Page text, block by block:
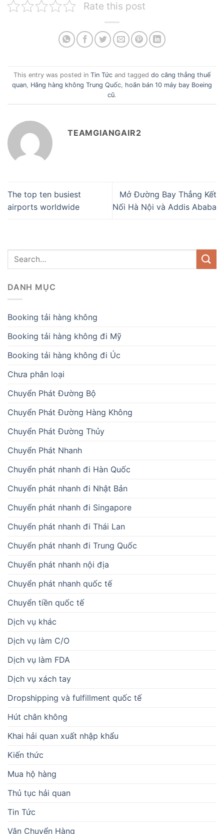
Rate this post
This entry was posted in Tin Tức and tagged do căng thẳng thuế
quan Hãng hàng không Trung Quốc hoãn bán 10 máy bay Boeing
cũ.
TEAMGIANGAIR2
The top ten busiest
airports worldwide
Mở Đường Bay Thẳng Kết
Nối Hà Nội và Addis Ababa
DANH MỤC
Booking tải hàng không
Booking tải hàng không đi Mỹ
Booking tải hàng không đi Úc
Chưa phân loại
Chuyển Phát Đường Bộ
Chuyển Phát Đường Hàng Không
Chuyển Phát Đường Thủy
Chuyển Phát Nhanh
Chuyển phát nhanh đi Hàn Quốc
Chuyển phát nhanh đi Nhật Bản
Chuyển phát nhanh đi Singapore
Chuyển phát nhanh đi Thái Lan
Chuyển phát nhanh đi Trung Quốc
Chuyển phát nhanh nội địa
Chuyển phát nhanh quốc tế
Chuyển tiền quốc tế
Dịch vụ khác
Dịch vụ làm C/O
Dịch vụ làm FDA
Dịch vụ xách tay
Dropshipping và fulfillment quốc tế
Hút chân không
Khai hải quan xuất nhập khẩu
Kiến thức
Mua hộ hàng
Thủ tục hải quan
Tin Tức
Vận Chuyển Hàng